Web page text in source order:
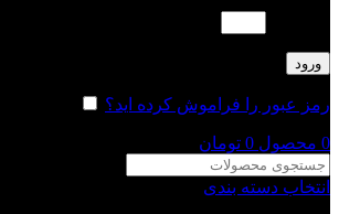
ورود
رمز عبور را فراموش کرده اید؟
0 محصول 0 تومان
انتخاب دسته بندی